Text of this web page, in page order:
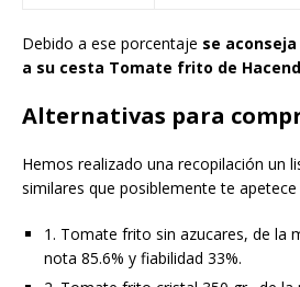
Debido a ese porcentaje se
a su cesta Tomate frito de
Alternativas para
Hemos realizado una recopilación un
similares que posiblemente te
1. Tomate frito sin azucares, de la
nota 85.6% y fiabilidad 33%.